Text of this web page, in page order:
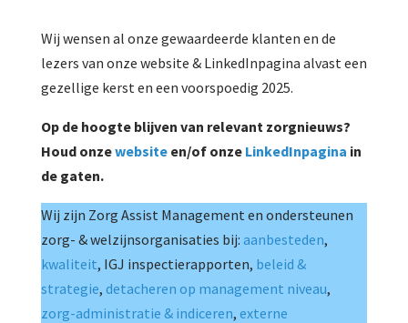
Wij wensen al onze gewaardeerde klanten en de
lezers van onze website & LinkedInpagina alvast een
gezellige kerst en een voorspoedig 2025.
Op de hoogte blijven van relevant zorgnieuws?
Houd onzewebsiteen/of onze LinkedInpagina in
de gaten.
Wij zijn Zorg Assist Management en ondersteunen
zorg- & welzijnsorganisaties bij: aanbesteden,
kwaliteit, IGJ inspectierapporten, beleid &
strategie, detacheren op management niveau,
zorg-administratie & indiceren, externe